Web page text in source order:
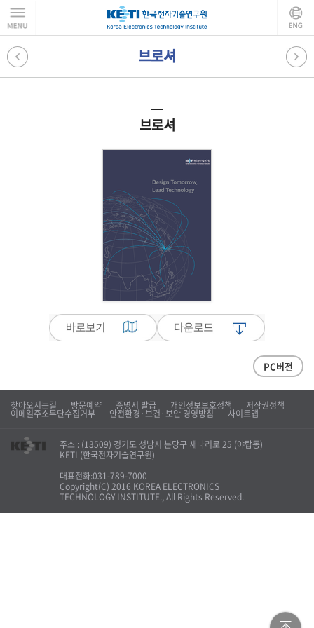
브로셔
브로셔
PC버전
찾아오시는길 방문예약 증명서 발급 개인정보보호정책 저작권정책
이메일주소무단수집거부 안전환경·보건·보안 경영방침 사이트맵
주소 : (13509) 경기도 성남시 분당구 새나리로 25 (야탑동)
KETI (한국전자기술연구원)
대표전화:031-789-7000
Copyright(C) 2016 KOREA ELECTRONICS
TECHNOLOGY INSTITUTE., All Rights Reserved.